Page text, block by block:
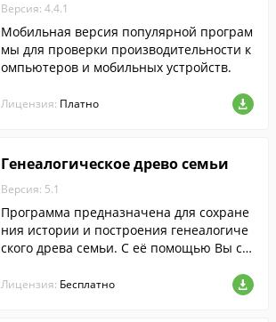
Версия: 4.4.1
Мобильная версия популярной програм
мы для проверки производительности к
омпьютеров и мобильных устройств.
Лицензия: Платно
Генеалогическое древо семьи
Версия: 5.1
Программа предназначена для сохране
ния истории и построения генеалогиче
ского древа семьи. С её помощью Вы со
и.
Лицензия: Бесплатно